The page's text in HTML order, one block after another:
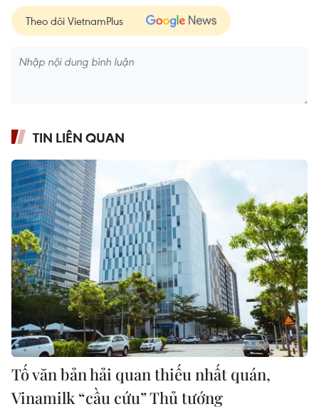
Theo dõi VietnamPlus
TIN LIÊN QUAN
Tố văn bản hải quan thiếu nhất quán,
Vinamilk “cầu cứu” Thủ tướng